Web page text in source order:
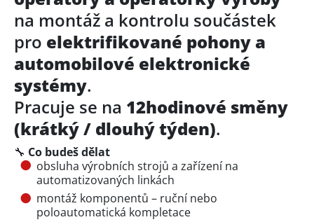
na montáž a kontrolu součástek
pro elektrifikované pohony a
automobilové elektronické
systémy.
Pracuje se na 12hodinové směny
(krátký / dlouhý týden).
🔧 Co budeš dělat
obsluha výrobních strojů a zařízení na
automatizovaných linkách
montáž komponentů – ruční nebo
poloautomatická kompletace